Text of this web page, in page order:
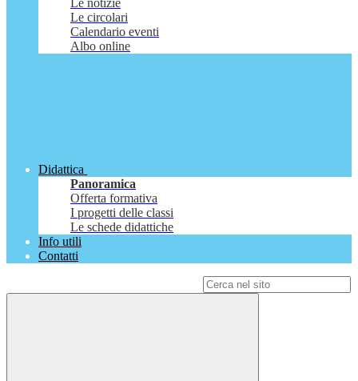
Le notizie
Le circolari
Calendario eventi
Albo online
Didattica
Panoramica
Offerta formativa
I progetti delle classi
Le schede didattiche
Info utili
Contatti